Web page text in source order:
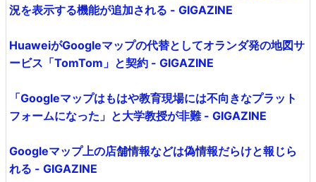
況を表示する機能が追加される - GIGAZINE
HuaweiがGoogleマップの代替としてオランダ発の地図サ
ービス「TomTom」と契約 - GIGAZINE
「Googleマップはもはや教育現場には不向きなプラット
フォームになった」と大学教授が非難 - GIGAZINE
Googleマップ上の店舗情報などは偽情報だらけと報じら
れる - GIGAZINE